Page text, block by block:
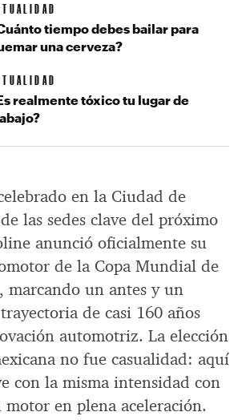
en la Ciudad de
las sedes clave del próximo
anunció oficialmente su
de la Copa Mundial de
marcando un antes y un
de casi 160 años
automotriz. La elección
no fue casualidad: aquí
con la misma intensidad con
en plena aceleración.
tiempo debes bailar para
una cerveza?
realmente tóxico tu lugar de